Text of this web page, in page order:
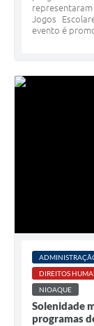
Jogos
evento é
DIREITOS
NIOAQUE
Solenidade
programas